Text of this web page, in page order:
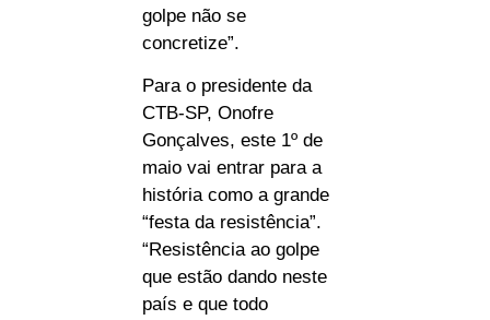
golpe não se
concretize”.
Para o presidente da
CTB-SP, Onofre
Gonçalves, este 1º de
maio vai entrar para a
história como a grande
“festa da resistência”.
“Resistência ao golpe
que estão dando neste
país e que todo